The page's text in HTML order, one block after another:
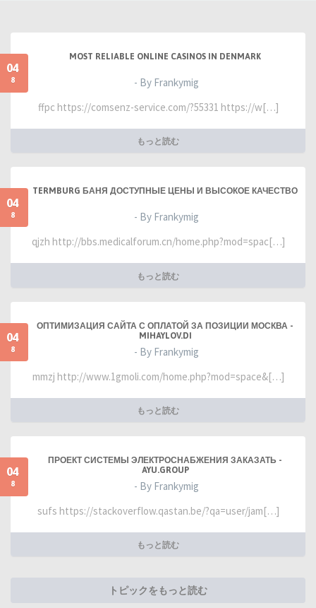
04
8
MOST RELIABLE ONLINE CASINOS IN DENMARK
- By Frankymig
ffpc https://comsenz-service.com/?55331 https://w[…]
もっと読む
04
8
TERMBURG БАНЯ ДОСТУПНЫЕ ЦЕНЫ И ВЫСОКОЕ КАЧЕСТВО
- By Frankymig
qjzh http://bbs.medicalforum.cn/home.php?mod=spac[…]
もっと読む
04
8
ОПТИМИЗАЦИЯ САЙТА С ОПЛАТОЙ ЗА ПОЗИЦИИ МОСКВА -
MIHAYLOV.DI
- By Frankymig
mmzj http://www.1gmoli.com/home.php?mod=space&[…]
もっと読む
04
8
ПРОЕКТ СИСТЕМЫ ЭЛЕКТРОСНАБЖЕНИЯ ЗАКАЗАТЬ -
AYU.GROUP
- By Frankymig
sufs https://stackoverflow.qastan.be/?qa=user/jam[…]
もっと読む
トピックをもっと読む